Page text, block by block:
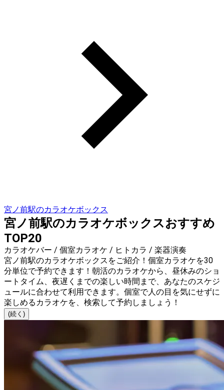
宮ノ前駅のカラオケボックス
宮ノ前駅のカラオケボックスおすすめ
TOP20
カラオケバー / 個室カラオケ / ヒトカラ / 楽器演奏
宮ノ前駅のカラオケボックスをご紹介！個室カラオケを30
分単位で予約できます！朝活のカラオケから、昼休みのショ
ートタイム、夜遅くまでの楽しい時間まで、あなたのスケジ
ュールに合わせて利用できます。個室で人の目を気にせずに
楽しめるカラオケを、検索して予約しましょう！
(続く)